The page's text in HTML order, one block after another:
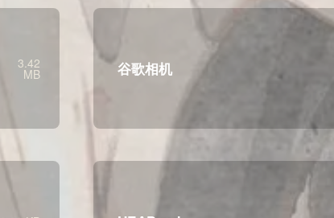
3.42
MB 谷歌相机